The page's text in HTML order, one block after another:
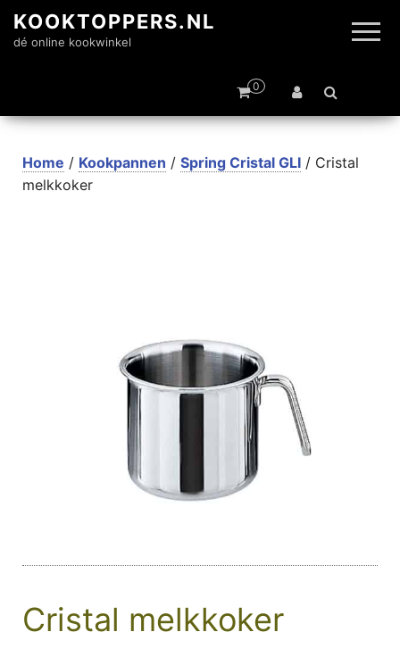
KOOKTOPPERS.NL
dé online kookwinkel
0
Home / Kookpannen / Spring Cristal GLI / Cristal
melkkoker
Cristal melkkoker